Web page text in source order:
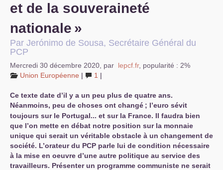
et de la souveraineté
nationale »
Par Jerónimo de Sousa, Secrétaire Général du
PCP
Mercredi 30 décembre 2020 par lepcf.fr, popularité : 2%
Union Européenne | 1 |
Ce texte date d’il y a un peu plus de quatre ans.
Néanmoins, peu de choses ont changé ; l’euro sévit
toujours sur le Portugal... et sur la France. Il faudra bien
que l’on mette en débat notre position sur la monnaie
unique qui serait un véritable obstacle à un changement de
société. L’orateur du PCP parle lui de condition nécessaire
à la mise en oeuvre d’une autre politique au service des
travailleurs. Présenter un programme communiste ne serait